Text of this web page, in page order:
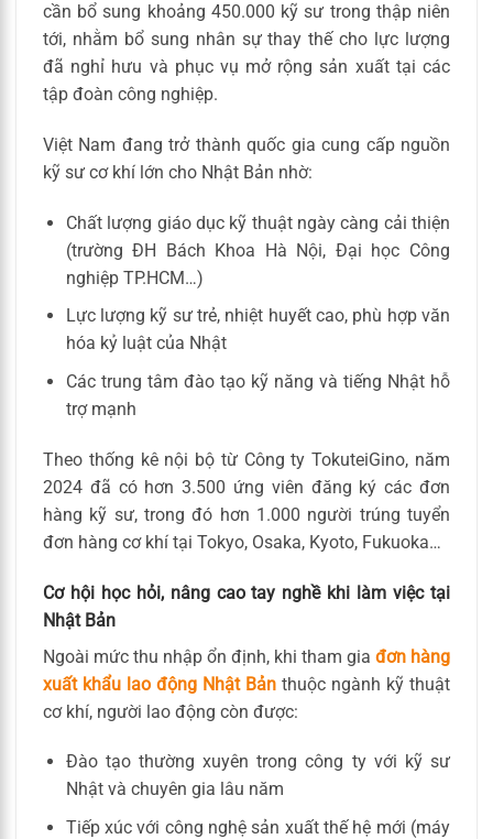
cần bổ sung khoảng 450.000 kỹ sư trong thập niên
tới, nhằm bổ sung nhân sự thay thế cho lực lượng
đã nghỉ hưu và phục vụ mở rộng sản xuất tại các
tập đoàn công nghiệp.
Việt Nam đang trở thành quốc gia cung cấp nguồn
kỹ sư cơ khí lớn cho Nhật Bản nhờ:
Chất lượng giáo dục kỹ thuật ngày càng cải thiện
(trường ĐH Bách Khoa Hà Nội, Đại học Công
nghiệp TP.HCM…)
Lực lượng kỹ sư trẻ, nhiệt huyết cao, phù hợp văn
hóa kỷ luật của Nhật
Các trung tâm đào tạo kỹ năng và tiếng Nhật hỗ
trợ mạnh
Theo thống kê nội bộ từ Công ty TokuteiGino, năm
2024 đã có hơn 3.500 ứng viên đăng ký các đơn
hàng kỹ sư, trong đó hơn 1.000 người trúng tuyển
đơn hàng cơ khí tại Tokyo, Osaka, Kyoto, Fukuoka…
Cơ hội học hỏi, nâng cao tay nghề khi làm việc tại
Nhật Bản
Ngoài mức thu nhập ổn định, khi tham gia đơn hàng
xuất khẩu lao động Nhật Bản thuộc ngành kỹ thuật
cơ khí, người lao động còn được:
Đào tạo thường xuyên trong công ty với kỹ sư
Nhật và chuyên gia lâu năm
Tiếp xúc với công nghệ sản xuất thế hệ mới (máy